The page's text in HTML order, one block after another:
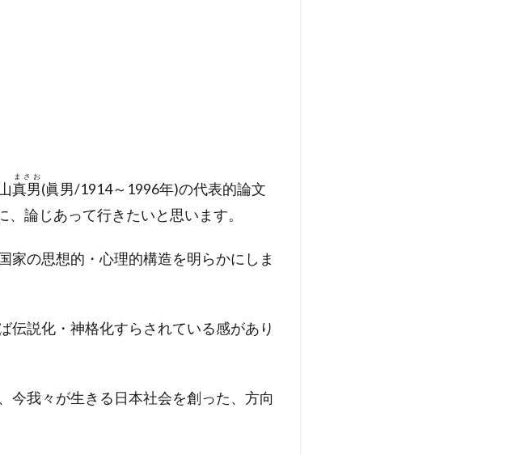
真男
まさお
(眞男/1914～1996年)の代表的論文
、論じあって行きたいと思います。
家の思想的・心理的構造を明らかにしま
伝説化・神格化すらされている感があり
今我々が生きる日本社会を創った、方向